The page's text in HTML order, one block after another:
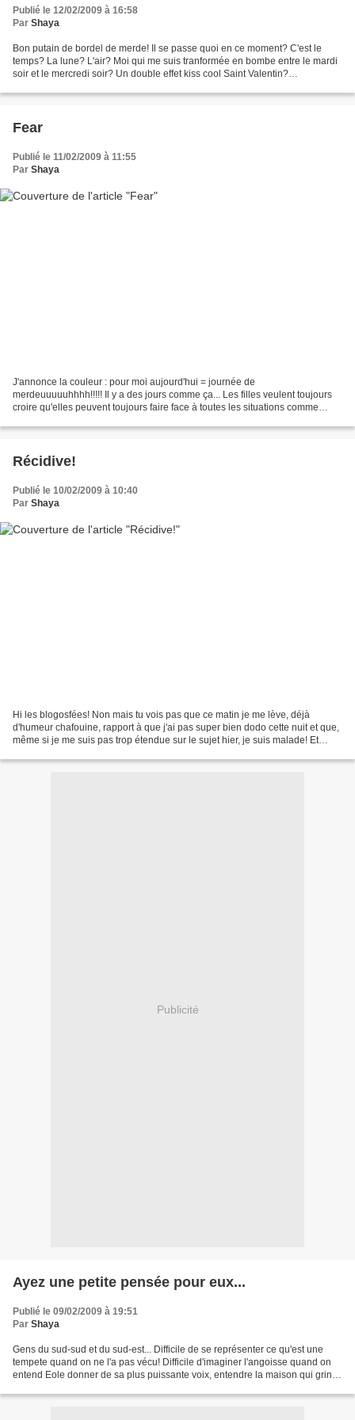
Publié le 12/02/2009 à 16:58
Par Shaya
Bon putain de bordel de merde! Il se passe quoi en ce moment? C'est le
temps? La lune? L'air? Moi qui me suis tranformée en bombe entre le mardi
soir et le mercredi soir? Un double effet kiss cool Saint Valentin?
Fear
Publié le 11/02/2009 à 11:55
Par Shaya
J'annonce la couleur : pour moi aujourd'hui = journée de
merdeuuuuuhhhh!!!!! Il y a des jours comme ça... Les filles veulent toujours
croire qu'elles peuvent toujours faire face à toutes les situations comme
Récidive!
Publié le 10/02/2009 à 10:40
Par Shaya
Hi les blogosfées! Non mais tu vois pas que ce matin je me lève, déjà
d'humeur chafouine, rapport à que j'ai pas super bien dodo cette nuit et que,
même si je me suis pas trop étendue sur le sujet hier, je suis malade! Et
Publicité
Ayez une petite pensée pour eux...
Publié le 09/02/2009 à 19:51
Par Shaya
Gens du sud-sud et du sud-est... Difficile de se représenter ce qu'est une
tempete quand on ne l'a pas vécu! Difficile d'imaginer l'angoisse quand on
entend Eole donner de sa plus puissante voix, entendre la maison qui grince